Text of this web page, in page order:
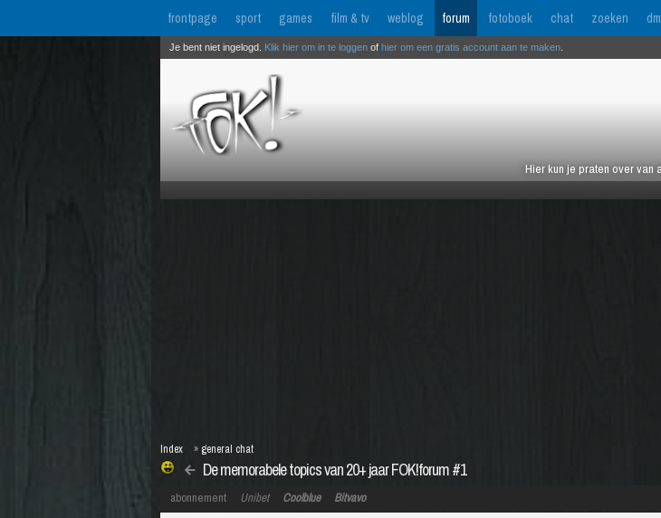
frontpage sport games film & tv weblog forum fotoboek chat zoeken dm
Hier kun je praten over van
Je bent niet ingelogd. Klik hier om in te loggen of hier om een gratis account aan te maken
De memorabele topics van 20+ jaar FOK!forum #1
Index » general chat
abonnement Unibet Coolblue Bitvavo